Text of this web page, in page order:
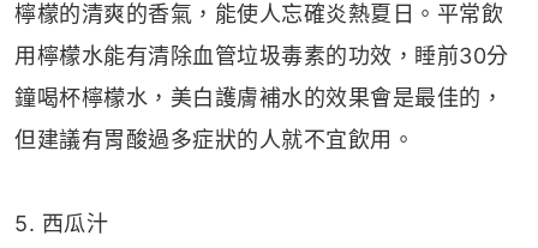
檸檬的清爽的香氣，能使人忘確炎熱夏日。平常飲
用檸檬水能有清除血管垃圾毒素的功效，睡前30分
鐘喝杯檸檬水，美白護膚補水的效果會是最佳的，
但建議有胃酸過多症狀的人就不宜飲用。
5. 西瓜汁